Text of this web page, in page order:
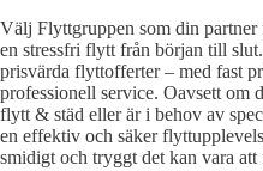
Välj Flyttgruppen som din
en stressfri flytt från början till
prisvärda flyttofferter – med fast
professionell service. Oavsett om
flytt & städ eller är i behov av
en effektiv och säker
smidigt och tryggt det kan vara